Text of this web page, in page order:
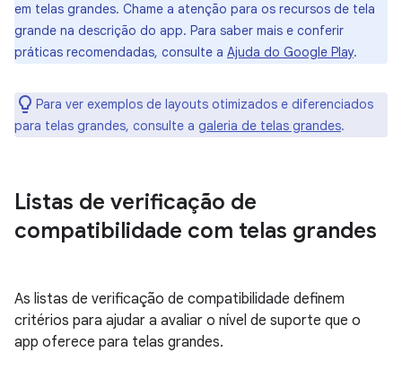
em telas grandes. Chame a atenção para os recursos de tela
grande na descrição do app. Para saber mais e conferir
práticas recomendadas, consulte a Ajuda do Google Play.
Para ver exemplos de layouts otimizados e diferenciados
para telas grandes, consulte a galeria de telas grandes.
Listas de verificação de
compatibilidade com telas grandes
As listas de verificação de compatibilidade definem
critérios para ajudar a avaliar o nível de suporte que o
app oferece para telas grandes.